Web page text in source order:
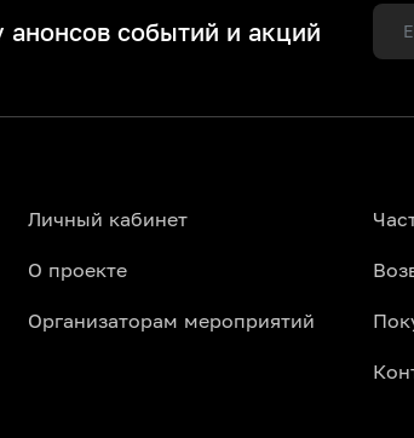
событий и акций
Личный кабинет
О проекте
Организаторам мероприятий